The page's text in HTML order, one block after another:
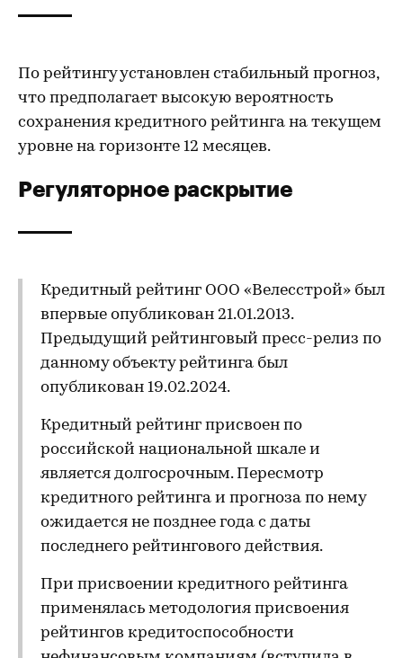
По рейтингу установлен стабильный прогноз,
что предполагает высокую вероятность
сохранения кредитного рейтинга на текущем
уровне на горизонте 12 месяцев.
Регуляторное раскрытие
Кредитный рейтинг ООО «Велесстрой» был
впервые опубликован 21.01.2013.
Предыдущий рейтинговый пресс-релиз по
данному объекту рейтинга был
опубликован 19.02.2024.
Кредитный рейтинг присвоен по
российской национальной шкале и
является долгосрочным. Пересмотр
кредитного рейтинга и прогноза по нему
ожидается не позднее года с даты
последнего рейтингового действия.
При присвоении кредитного рейтинга
применялась методология присвоения
рейтингов кредитоспособности